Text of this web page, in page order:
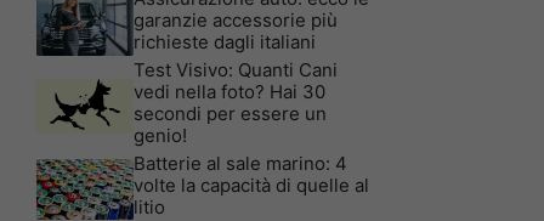
garanzie accessorie più
richieste dagli italiani
Test Visivo: Quanti Cani
vedi nella foto? Hai 30
secondi per essere un
genio!
Batterie al sale marino: 4
volte la capacità di quelle al
litio